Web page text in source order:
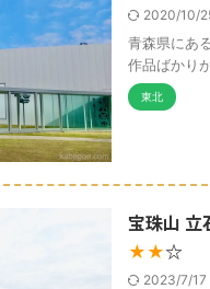
2020/10/
青森県にあ
作品ばかり
東北
宝珠山
★★☆
2023/7/17